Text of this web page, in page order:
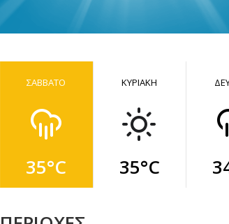
ΣΑΒΒΑΤΟ
35°C
ΚΥΡΙΑΚΗ
35°C